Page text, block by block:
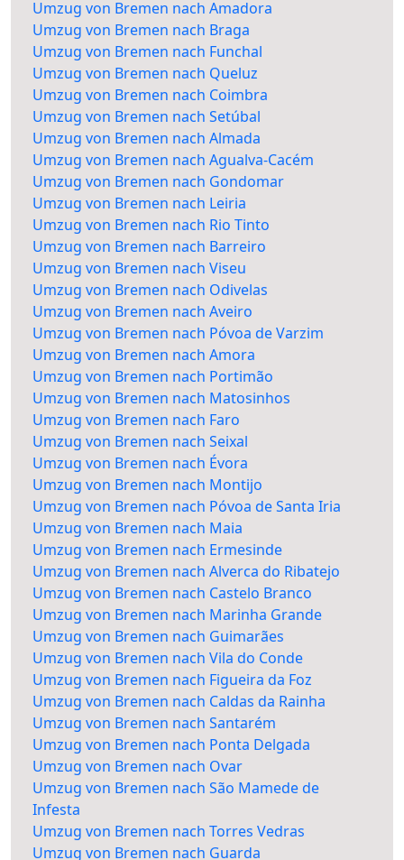
Umzug von Bremen nach Amadora
Umzug von Bremen nach Braga
Umzug von Bremen nach Funchal
Umzug von Bremen nach Queluz
Umzug von Bremen nach Coimbra
Umzug von Bremen nach Setúbal
Umzug von Bremen nach Almada
Umzug von Bremen nach Agualva-Cacém
Umzug von Bremen nach Gondomar
Umzug von Bremen nach Leiria
Umzug von Bremen nach Rio Tinto
Umzug von Bremen nach Barreiro
Umzug von Bremen nach Viseu
Umzug von Bremen nach Odivelas
Umzug von Bremen nach Aveiro
Umzug von Bremen nach Póvoa de Varzim
Umzug von Bremen nach Amora
Umzug von Bremen nach Portimão
Umzug von Bremen nach Matosinhos
Umzug von Bremen nach Faro
Umzug von Bremen nach Seixal
Umzug von Bremen nach Évora
Umzug von Bremen nach Montijo
Umzug von Bremen nach Póvoa de Santa Iria
Umzug von Bremen nach Maia
Umzug von Bremen nach Ermesinde
Umzug von Bremen nach Alverca do Ribatejo
Umzug von Bremen nach Castelo Branco
Umzug von Bremen nach Marinha Grande
Umzug von Bremen nach Guimarães
Umzug von Bremen nach Vila do Conde
Umzug von Bremen nach Figueira da Foz
Umzug von Bremen nach Caldas da Rainha
Umzug von Bremen nach Santarém
Umzug von Bremen nach Ponta Delgada
Umzug von Bremen nach Ovar
Umzug von Bremen nach São Mamede de
Infesta
Umzug von Bremen nach Torres Vedras
Umzug von Bremen nach Guarda